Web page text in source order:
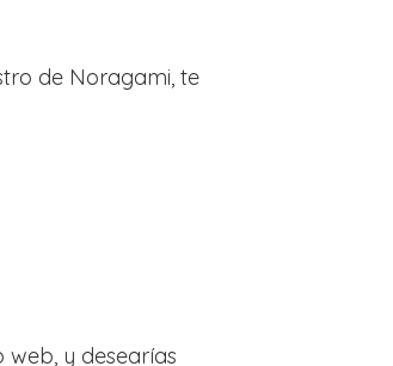
de Noragami, te
y desearías